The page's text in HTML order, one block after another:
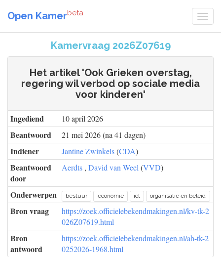
Open Kamerbeta
Kamervraag 2026Z07619
Het artikel 'Ook Grieken overstag,
regering wil verbod op sociale media
voor kinderen'
Ingediend 10 april 2026
Beantwoord 21 mei 2026 (na 41 dagen)
Indiener Jantine Zwinkels(CDA)
Beantwoord
door
Aerdts , David van Weel (VVD)
Onderwerpen bestuur economie ict organisatie en beleid
Bron vraag
https://zoek.officielebekendmakingen.nl/kv-tk-2
026Z07619.html
Bron
antwoord
https://zoek.officielebekendmakingen.nl/ah-tk-2
0252026-1968.html